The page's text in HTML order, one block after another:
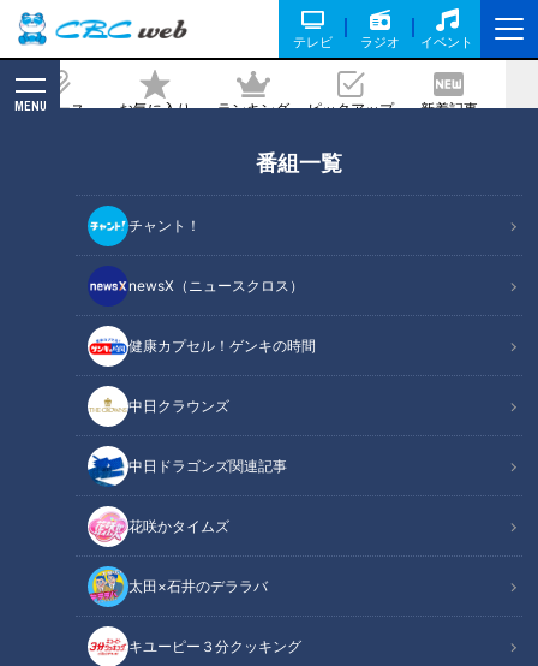
テレビ ラジオ イベント
ニュース お気に入り ランキング ピックアップ 新着記事
MENU
番組一覧
チャント！
newsX（ニュースクロス）
健康カプセル！ゲンキの時間
中日クラウンズ
中日ドラゴンズ関連記事
花咲かタイムズ
太田×石井のデララバ
キユーピー３分クッキング
選手ランキング！栄えある第1位に選ば
れたのは一体誰？
記事に戻る